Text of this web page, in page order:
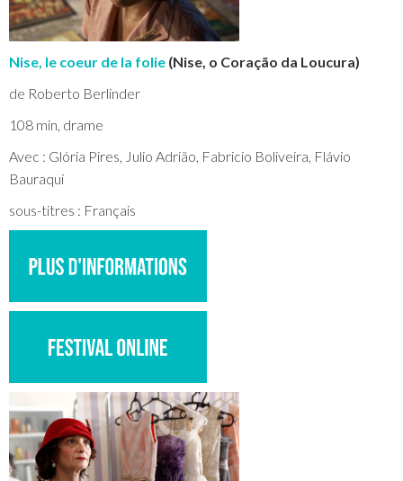
Nise, le coeur de la folie (Nise, o Coração da Loucura)
de Roberto Berlinder
108 min, drame
Avec : Glória Pires, Julio Adrião, Fabricio Boliveira, Flávio
Bauraqui
sous-titres : Français